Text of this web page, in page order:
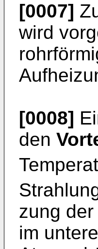
[0007]
wird
[0008]
den
zung
im